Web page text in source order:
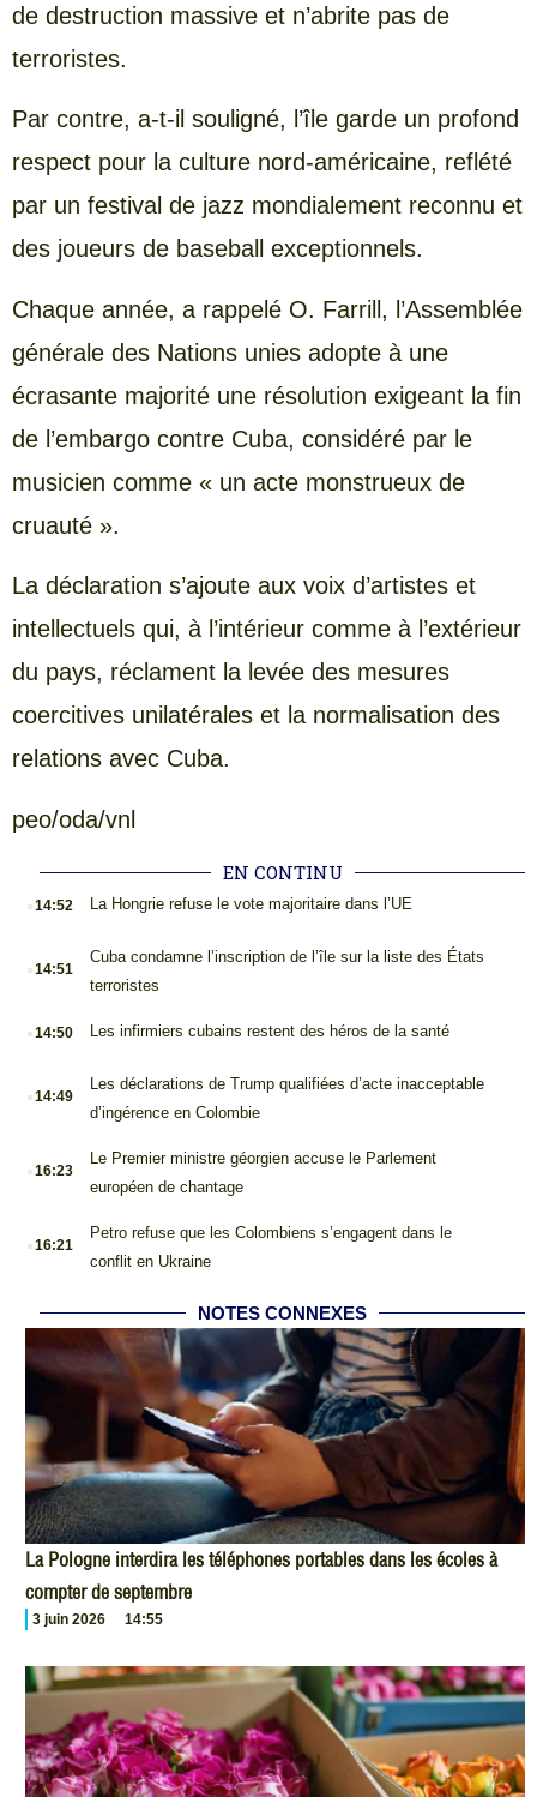
de destruction massive et n’abrite pas de
terroristes.
Par contre, a-t-il souligné, l’île garde un profond
respect pour la culture nord-américaine, reflété
par un festival de jazz mondialement reconnu et
des joueurs de baseball exceptionnels.
Chaque année, a rappelé O. Farrill, l’Assemblée
générale des Nations unies adopte à une
écrasante majorité une résolution exigeant la fin
de l’embargo contre Cuba, considéré par le
musicien comme « un acte monstrueux de
cruauté ».
La déclaration s’ajoute aux voix d’artistes et
intellectuels qui, à l’intérieur comme à l’extérieur
du pays, réclament la levée des mesures
coercitives unilatérales et la normalisation des
relations avec Cuba.
peo/oda/vnl
EN CONTINU
.14:52 La Hongrie refuse le vote majoritaire dans l’UE
.14:51
Cuba condamne l’inscription de l’île sur la liste des États
terroristes
.14:50 Les infirmiers cubains restent des héros de la santé
.14:49
Les déclarations de Trump qualifiées d’acte inacceptable
d’ingérence en Colombie
.16:23
Le Premier ministre géorgien accuse le Parlement
européen de chantage
.16:21
Petro refuse que les Colombiens s’engagent dans le
conflit en Ukraine
NOTES CONNEXES
La Pologne interdira les téléphones portables dans les écoles à
compter de septembre
3 juin 2026 14:55